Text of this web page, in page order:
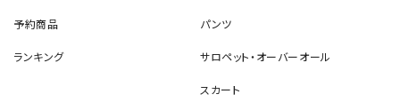
予約商品
ランキング
パンツ
サロペット・オーバーオール
スカート